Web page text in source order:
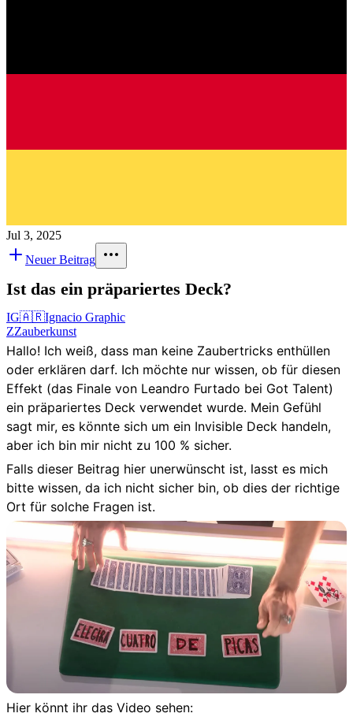
Jul 3, 2025
Neuer Beitrag
Ist das ein präpariertes Deck?
IG🇦🇷Ignacio Graphic
ZZauberkunst
Hallo! Ich weiß, dass man keine Zaubertricks enthüllen
oder erklären darf. Ich möchte nur wissen, ob für diesen
Effekt (das Finale von Leandro Furtado bei Got Talent)
ein präpariertes Deck verwendet wurde. Mein Gefühl
sagt mir, es könnte sich um ein Invisible Deck handeln,
aber ich bin mir nicht zu 100 % sicher.
Falls dieser Beitrag hier unerwünscht ist, lasst es mich
bitte wissen, da ich nicht sicher bin, ob dies der richtige
Ort für solche Fragen ist.
Hier könnt ihr das Video sehen: